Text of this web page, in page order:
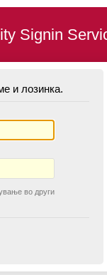
Signin
и лозинка.
во други